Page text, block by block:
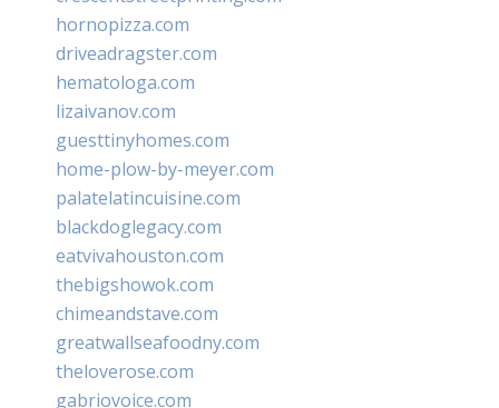
hornopizza.com
driveadragster.com
hematologa.com
lizaivanov.com
guesttinyhomes.com
home-plow-by-meyer.com
palatelatincuisine.com
blackdoglegacy.com
eatvivahouston.com
thebigshowok.com
chimeandstave.com
greatwallseafoodny.com
theloverose.com
gabriovoice.com